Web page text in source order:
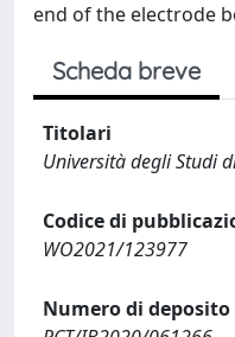
end of the electrode
Scheda breve
Titolari
Università degli Studi
Codice di
WO2021/123977
Numero di